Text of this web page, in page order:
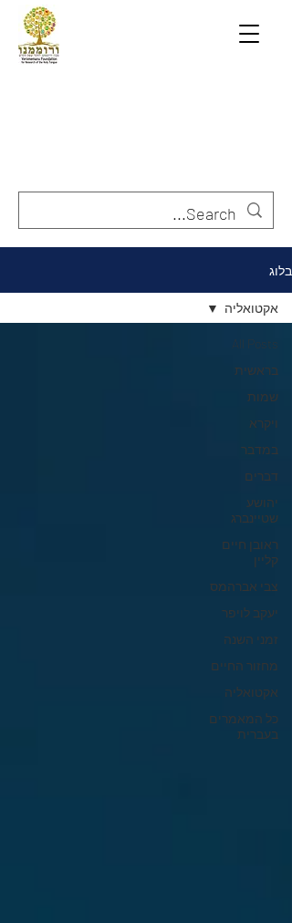
בלוג
All Posts
בראשית
שמות
ויקרא
במדבר
דברים
יהושע
שטיינברג
ראובן חיים
קליין
צבי אברהמס
יעקב לויפר
זמני השנה
מחזור החיים
אקטואליה
כל המאמרים
בעברית
אקטואליה